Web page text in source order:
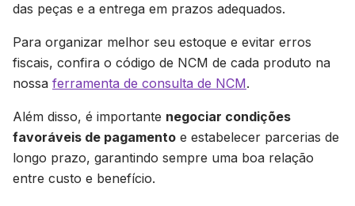
das peças e a entrega em prazos adequados.
Para organizar melhor seu estoque e evitar erros
fiscais, confira o código de NCM de cada produto na
nossa ferramenta de consulta de NCM.
Além disso, é importante negociar condições
favoráveis de pagamento e estabelecer parcerias de
longo prazo, garantindo sempre uma boa relação
entre custo e benefício.